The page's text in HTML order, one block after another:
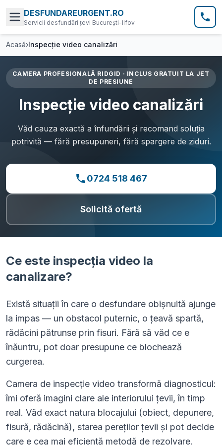
DESFUNDAREURGENT.RO
Servicii desfundări țevi București-Ilfov
Acasă›Inspecție video canalizări
CAMERA PROFESIONALĂ RIDGID · INCLUS GRATUIT LA JET
DE PRESIUNE
Inspecție video canalizări
Văd cauza exactă a înfundării și recomand soluția
potrivită — fără presupuneri, fără spargere de ziduri.
0724 518 467
Solicită ofertă
Ce este inspecția video la
canalizare?
Există situații în care o desfundare obișnuită ajunge
la impas — un obstacol puternic, o țeavă spartă,
rădăcini pătrunse prin fisuri. Fără să văd ce e
înăuntru, pot doar presupune ce blochează
curgerea.
Camera de inspecție video transformă diagnosticul:
îmi oferă imagini clare ale interiorului țevii, în timp
real. Văd exact natura blocajului (obiect, depunere,
fisură, rădăcină), starea pereților țevii și pot decide
care e cea mai eficientă metodă de rezolvare.